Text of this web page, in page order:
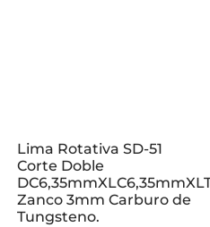
Lima Rotativa SD-51
Corte Doble
Zanco 3mm Carburo de
Tungsteno.